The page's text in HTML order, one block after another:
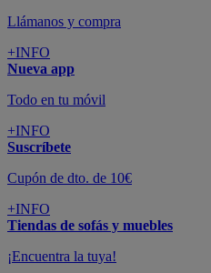
Llámanos y compra
+INFO
Nueva app
Todo en tu móvil
+INFO
Suscríbete
Cupón de dto. de 10€
+INFO
Tiendas de sofás y muebles
¡Encuentra la tuya!